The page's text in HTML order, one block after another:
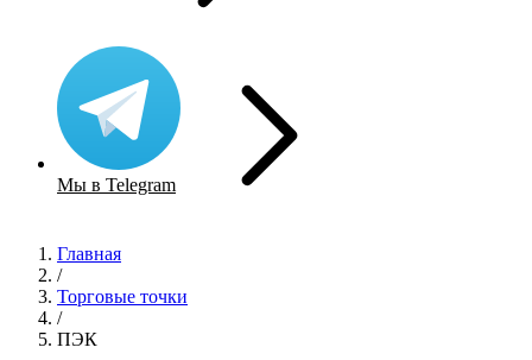
Мы в Telegram
Главная
/
Торговые точки
/
ПЭК